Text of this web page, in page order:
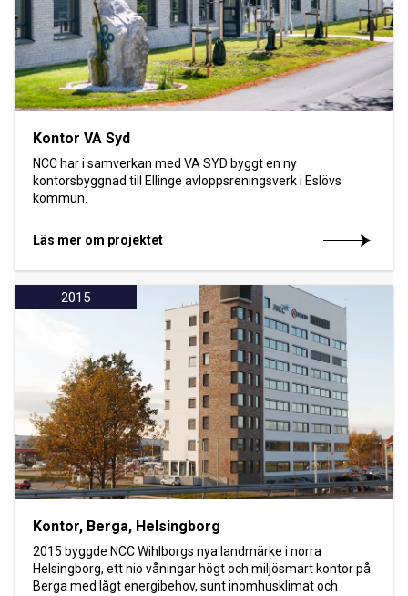
Kontor VA Syd
NCC har i samverkan med VA SYD byggt en ny
kontorsbyggnad till Ellinge avloppsreningsverk i Eslövs
kommun.
Läs mer om projektet
2015
Kontor, Berga, Helsingborg
2015 byggde NCC Wihlborgs nya landmärke i norra
Helsingborg, ett nio våningar högt och miljösmart kontor på
Berga med lågt energibehov, sunt inomhusklimat och